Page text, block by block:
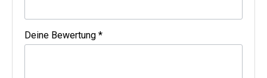
Deine Bewertung *